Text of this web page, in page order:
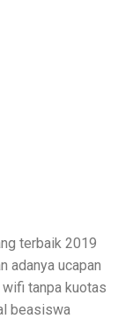
terbaik 2019
adanya ucapan
tanpa kuotas
beasiswa